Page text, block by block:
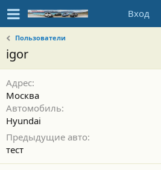
Вход
Пользователи
igor
Адрес
Москва
Автомобиль
Hyundai
Предыдущие авто
тест